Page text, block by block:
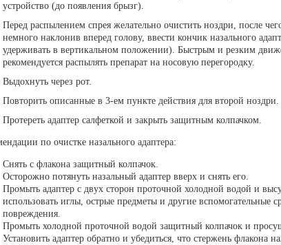
устройство (до появления брызг).
Перед распылением спрея желательно очистить ноздри, после
немного наклонив вперед голову, ввести кончик назального
удерживать в вертикальном положении). Быстрым и резким
рекомендуется распылять препарат на носовую перегородку.
Выдохнуть через рот.
Повторить описанные в 3-ем пункте действия для второй ноздри.
Протереть адаптер салфеткой и закрыть защитным колпачком.
по очистке назального адаптера:
Снять с флакона защитный колпачок.
Осторожно потянуть назальный адаптер вверх и снять его.
Промыть адаптер с двух сторон проточной холодной водой и
использовать иглы, острые предметы и другие вспомогательные
повреждения.
Промыть холодной проточной водой защитный колпачок и
Установить адаптер обратно и убедиться, что стержень флакона